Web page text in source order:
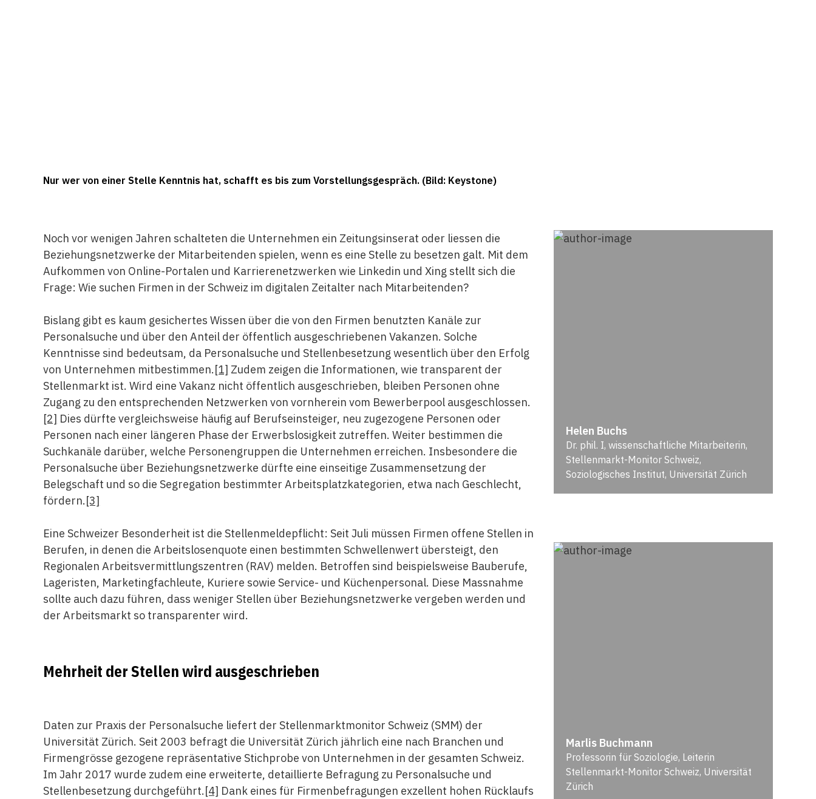
Nur wer von einer Stelle Kenntnis hat, schafft es bis zum Vorstellungsgespräch. (Bild: Keystone)
Noch vor wenigen Jahren schalteten die Unternehmen ein Zeitungsinserat oder liessen die
Beziehungsnetzwerke der Mitarbeitenden spielen, wenn es eine Stelle zu besetzen galt. Mit dem
Aufkommen von Online-Portalen und Karrierenetzwerken wie Linkedin und Xing stellt sich die
Frage: Wie suchen Firmen in der Schweiz im digitalen Zeitalter nach Mitarbeitenden?
Bislang gibt es kaum gesichertes Wissen über die von den Firmen benutzten Kanäle zur
Personalsuche und über den Anteil der öffentlich ausgeschriebenen Vakanzen. Solche
Kenntnisse sind bedeutsam, da Personalsuche und Stellenbesetzung wesentlich über den Erfolg
von Unternehmen mitbestimmen.[1] Zudem zeigen die Informationen, wie transparent der
Stellenmarkt ist. Wird eine Vakanz nicht öffentlich ausgeschrieben, bleiben Personen ohne
Zugang zu den entsprechenden Netzwerken von vornherein vom Bewerberpool ausgeschlossen.
[2] Dies dürfte vergleichsweise häufig auf Berufseinsteiger, neu zugezogene Personen oder
Personen nach einer längeren Phase der Erwerbslosigkeit zutreffen. Weiter bestimmen die
Suchkanäle darüber, welche Personengruppen die Unternehmen erreichen. Insbesondere die
Personalsuche über Beziehungsnetzwerke dürfte eine einseitige Zusammensetzung der
Belegschaft und so die Segregation bestimmter Arbeitsplatzkategorien, etwa nach Geschlecht,
fördern.[3]
Eine Schweizer Besonderheit ist die Stellenmeldepflicht: Seit Juli müssen Firmen offene Stellen in
Berufen, in denen die Arbeitslosenquote einen bestimmten Schwellenwert übersteigt, den
Regionalen Arbeitsvermittlungszentren (RAV) melden. Betroffen sind beispielsweise Bauberufe,
Lageristen, Marketingfachleute, Kuriere sowie Service- und Küchenpersonal. Diese Massnahme
sollte auch dazu führen, dass weniger Stellen über Beziehungsnetzwerke vergeben werden und
der Arbeitsmarkt so transparenter wird.
Mehrheit der Stellen wird ausgeschrieben
Daten zur Praxis der Personalsuche liefert der Stellenmarktmonitor Schweiz (SMM) der
Universität Zürich. Seit 2003 befragt die Universität Zürich jährlich eine nach Branchen und
Firmengrösse gezogene repräsentative Stichprobe von Unternehmen in der gesamten Schweiz.
Im Jahr 2017 wurde zudem eine erweiterte, detaillierte Befragung zu Personalsuche und
Stellenbesetzung durchgeführt.[4] Dank eines für Firmenbefragungen exzellent hohen Rücklaufs
Helen Buchs
Dr. phil. I, wissenschaftliche Mitarbeiterin,
Stellenmarkt-Monitor Schweiz,
Soziologisches Institut, Universität Zürich
Marlis Buchmann
Professorin für Soziologie, Leiterin
Stellenmarkt-Monitor Schweiz, Universität
Zürich